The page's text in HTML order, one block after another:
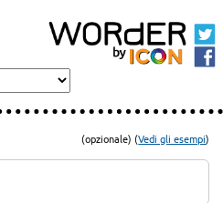
(opzionale) (Vedi gli esempi)